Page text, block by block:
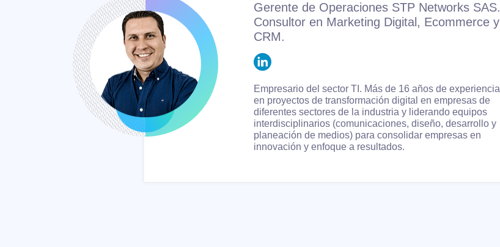
Gerente de Operaciones STP Networks SAS.
Consultor en Marketing Digital, Ecommerce y
CRM.
Empresario del sector TI. Más de 16 años de experiencia
en proyectos de transformación digital en empresas de
diferentes sectores de la industria y liderando equipos
interdisciplinarios (comunicaciones, diseño, desarrollo y
planeación de medios) para consolidar empresas en
innovación y enfoque a resultados.